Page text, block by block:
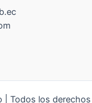
| Todos los derechos